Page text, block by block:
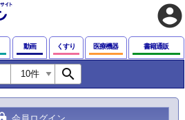
account_circle
動画 くすり 医療機器 書籍通販
search